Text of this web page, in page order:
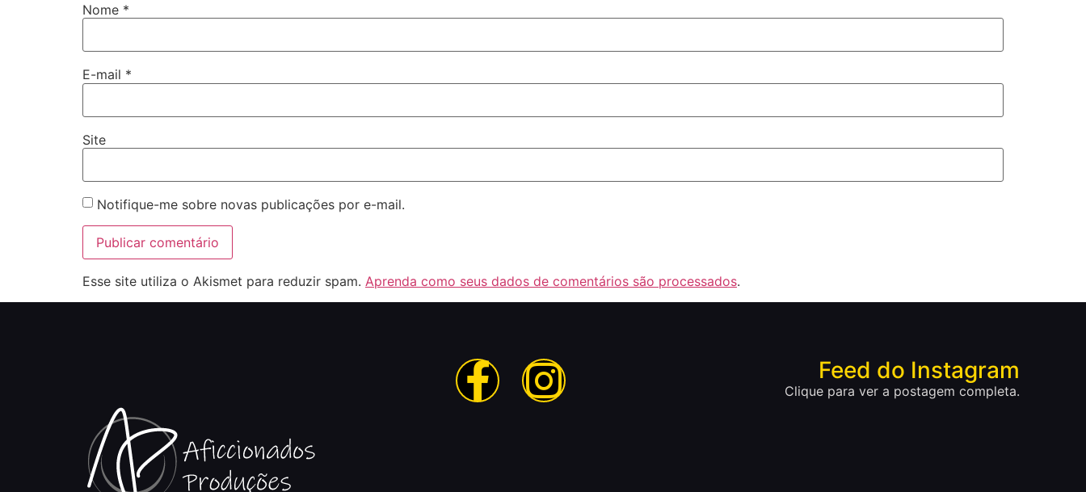
Nome *
E-mail *
Site
Notifique-me sobre novas publicações por e-mail.
Esse site utiliza o Akismet para reduzir spam. Aprenda como seus dados de comentários são processados.
Feed do Instagram
Clique para ver a postagem completa.